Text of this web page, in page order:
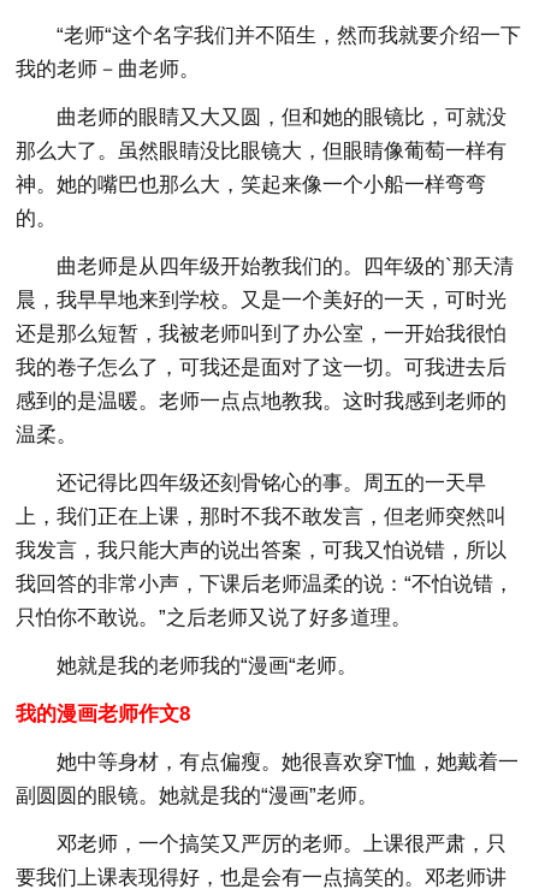
“老师“这个名字我们并不陌生，然而我就要介绍一下
我的老师－曲老师。
曲老师的眼睛又大又圆，但和她的眼镜比，可就没
那么大了。虽然眼睛没比眼镜大，但眼睛像葡萄一样有
神。她的嘴巴也那么大，笑起来像一个小船一样弯弯
的。
曲老师是从四年级开始教我们的。四年级的`那天清
晨，我早早地来到学校。又是一个美好的一天，可时光
还是那么短暂，我被老师叫到了办公室，一开始我很怕
我的卷子怎么了，可我还是面对了这一切。可我进去后
感到的是温暖。老师一点点地教我。这时我感到老师的
温柔。
还记得比四年级还刻骨铭心的事。周五的一天早
上，我们正在上课，那时不我不敢发言，但老师突然叫
我发言，我只能大声的说出答案，可我又怕说错，所以
我回答的非常小声，下课后老师温柔的说：“不怕说错，
只怕你不敢说。”之后老师又说了好多道理。
她就是我的老师我的“漫画“老师。
我的漫画老师作文8
她中等身材，有点偏瘦。她很喜欢穿T恤，她戴着一
副圆圆的眼镜。她就是我的“漫画”老师。
邓老师，一个搞笑又严厉的老师。上课很严肃，只
要我们上课表现得好，也是会有一点搞笑的。邓老师讲